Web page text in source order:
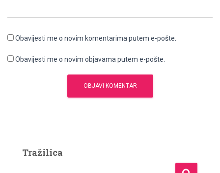
Obavijesti me o novim komentarima putem e-pošte.
Obavijesti me o novim objavama putem e-pošte.
Tražilica